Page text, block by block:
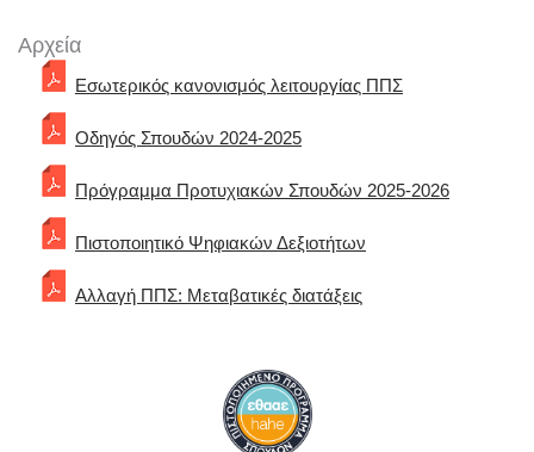
Αρχεία
Εσωτερικός κανονισμός λειτουργίας ΠΠΣ
Οδηγός Σπουδών 2024-2025
Πρόγραμμα Προτυχιακών Σπουδών 2025-2026
Πιστοποιητικό Ψηφιακών Δεξιοτήτων
Αλλαγή ΠΠΣ: Μεταβατικές διατάξεις